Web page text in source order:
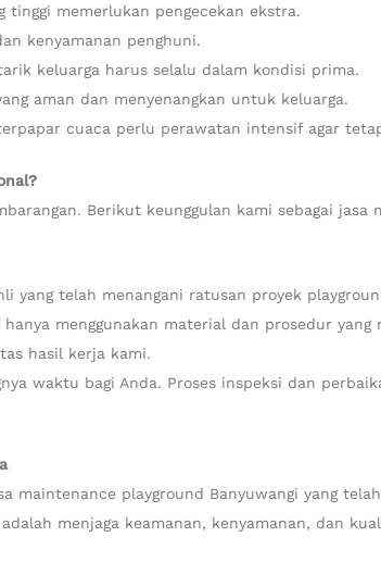
tinggi memerlukan pengecekan ekstra.
kenyamanan penghuni.
keluarga harus selalu dalam kondisi prima.
aman dan menyenangkan untuk keluarga.
cuaca perlu perawatan intensif agar
Berikut keunggulan kami sebagai
yang telah menangani ratusan proyek
hanya menggunakan material dan prosedur yang
hasil kerja kami.
waktu bagi Anda. Proses inspeksi dan
maintenance playground Banyuwangi yang
menjaga keamanan, kenyamanan, dan